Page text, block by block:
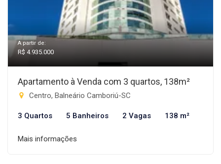
A partir de:
R$ 4.935.000
Apartamento à Venda com 3 quartos, 138m²
Centro, Balneário Camboriú-SC
3 Quartos 5 Banheiros 2 Vagas 138 m²
Mais informações